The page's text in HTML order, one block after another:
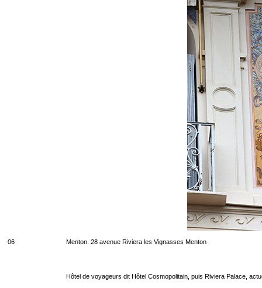
06 Menton. 28 avenue Riviera les Vignasses Menton
Hôtel de voyageurs dit Hôtel Cosmopolitain, puis Riviera Palace,